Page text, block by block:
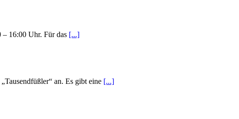
16:00 Uhr. Für das [...]
an. Es gibt eine [...]